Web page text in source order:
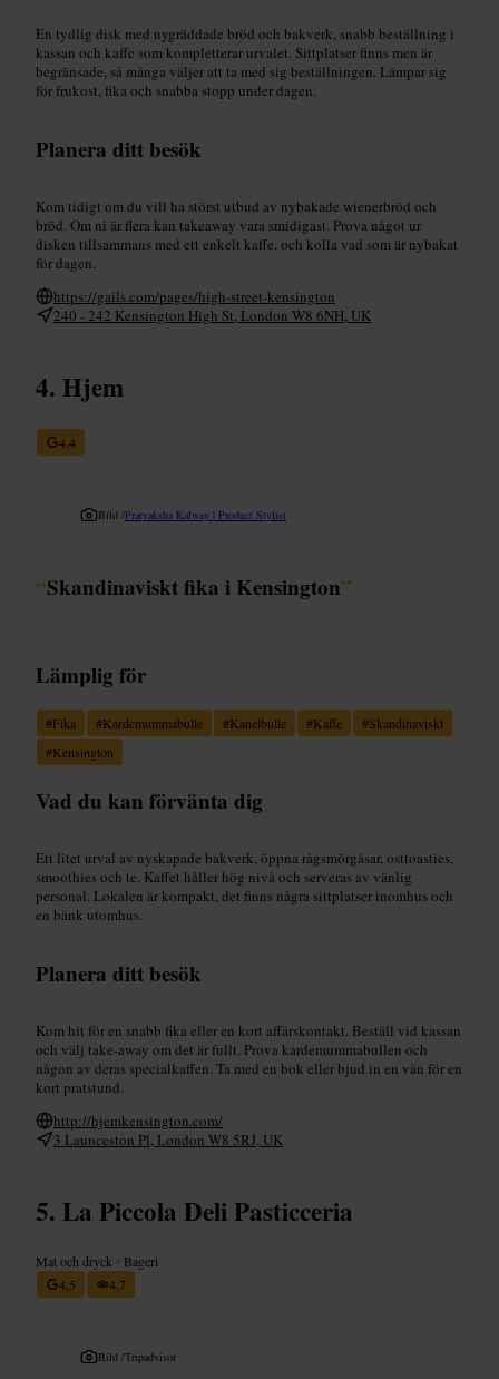
En tydlig disk med nygräddade bröd och bakverk, snabb beställning i
kassan och kaffe som kompletterar urvalet. Sittplatser finns men är
begränsade, så många väljer att ta med sig beställningen. Lämpar sig
för frukost, fika och snabba stopp under dagen.
Planera ditt besök
Kom tidigt om du vill ha störst utbud av nybakade wienerbröd och
bröd. Om ni är flera kan takeaway vara smidigast. Prova något ur
disken tillsammans med ett enkelt kaffe, och kolla vad som är nybakat
för dagen.
https://gails.com/pages/high-street-kensington
240 - 242 Kensington High St, London W8 6NH, UK
Hjem
4,4
Bild /Pratyaksha Kalway | Product Stylist
“Skandinaviskt fika i Kensington”
Lämplig för
#Fika #Kardemummabulle #Kanelbulle #Kaffe #Skandinaviskt
#Kensington
Vad du kan förvänta dig
Ett litet urval av nyskapade bakverk, öppna rågsmörgåsar, osttoasties,
smoothies och te. Kaffet håller hög nivå och serveras av vänlig
personal. Lokalen är kompakt, det finns några sittplatser inomhus och
en bänk utomhus.
Planera ditt besök
Kom hit för en snabb fika eller en kort affärskontakt. Beställ vid kassan
och välj take-away om det är fullt. Prova kardemummabullen och
någon av deras specialkaffen. Ta med en bok eller bjud in en vän för en
kort pratstund.
http://hjemkensington.com/
3 Launceston Pl, London W8 5RJ, UK
La Piccola Deli Pasticceria
Mat och dryck • Bageri
4,5
4,7
Bild /Tripadvisor